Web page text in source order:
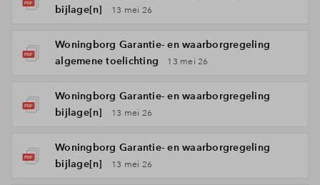
bijlage[n]
13 mei 26
Woningborg Garantie- en waarborgregeling
algemene toelichting
13 mei 26
Woningborg Garantie- en waarborgregeling
bijlage[n]
13 mei 26
Woningborg Garantie- en waarborgregeling
bijlage[n]
13 mei 26